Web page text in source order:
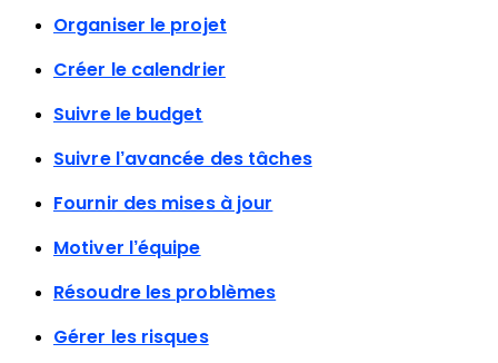
Organiser le projet
Créer le calendrier
Suivre le budget
Suivre l’avancée des tâches
Fournir des mises à jour
Motiver l’équipe
Résoudre les problèmes
Gérer les risques